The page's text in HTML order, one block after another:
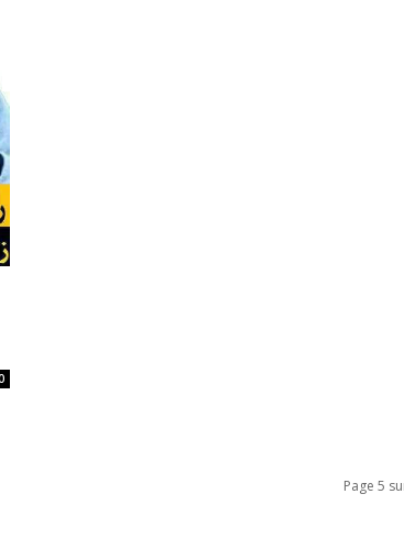
Page 5